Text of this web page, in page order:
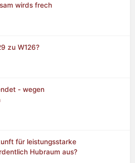
wirds frech
zu W126?
- wegen
für leistungsstarke
Hubraum aus?